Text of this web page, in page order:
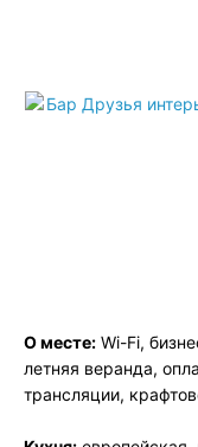
О месте: Wi-Fi,
летняя веранда,
трансляции,